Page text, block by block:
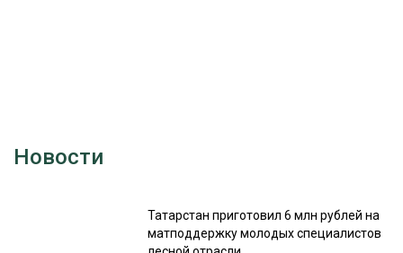
Новости
Татарстан приготовил 6 млн рублей на
матподдержку молодых специалистов